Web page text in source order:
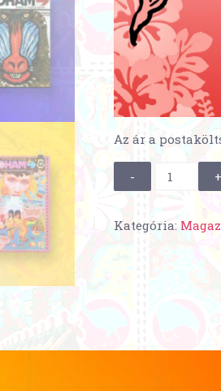
Az ár a
ROHAM
|
Kategória: